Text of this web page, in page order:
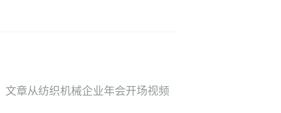
章从纺织机械企业年会开场视频